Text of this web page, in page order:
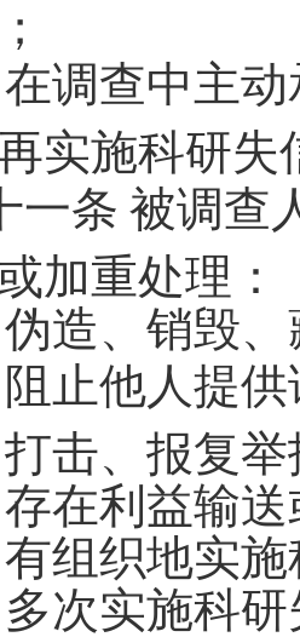
在调查中主
实施科研失
一条 被调查
加重处理：
伪造、销毁
阻止他人提
打击、报复
存在利益输
有组织地实
多次实施科